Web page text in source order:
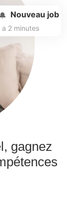
gagnez
Nouveau job
a 2 minutes